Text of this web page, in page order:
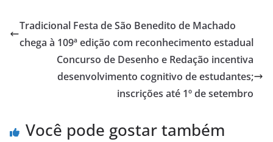
Tradicional Festa de São Benedito de Machado
chega à 109ª edição com reconhecimento estadual
Concurso de Desenho e Redação incentiva
desenvolvimento cognitivo de estudantes;
inscrições até 1º de setembro
Você pode gostar também